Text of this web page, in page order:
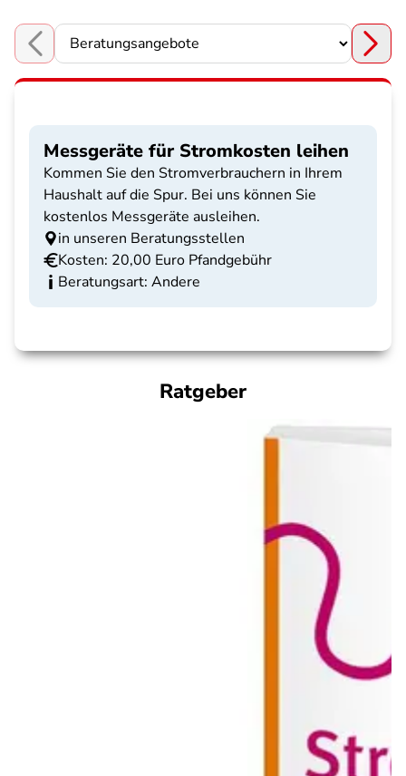
Choose a section
Messgeräte für Stromkosten leihen
Kommen Sie den Stromverbrauchern in Ihrem
Haushalt auf die Spur. Bei uns können Sie
kostenlos Messgeräte ausleihen.
in unseren Beratungsstellen
Kosten: 20,00 Euro Pfandgebühr
Beratungsart: Andere
Ratgeber